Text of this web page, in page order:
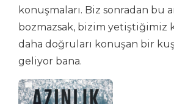
konuşmaları. Biz sonradan bu
bozmazsak, bizim yetiştiğimiz
daha doğruları konuşan bir
geliyor bana.